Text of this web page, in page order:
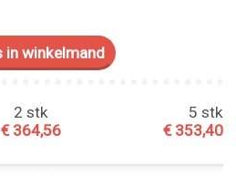
2 stk
€ 364,56
5 stk
€ 353,40